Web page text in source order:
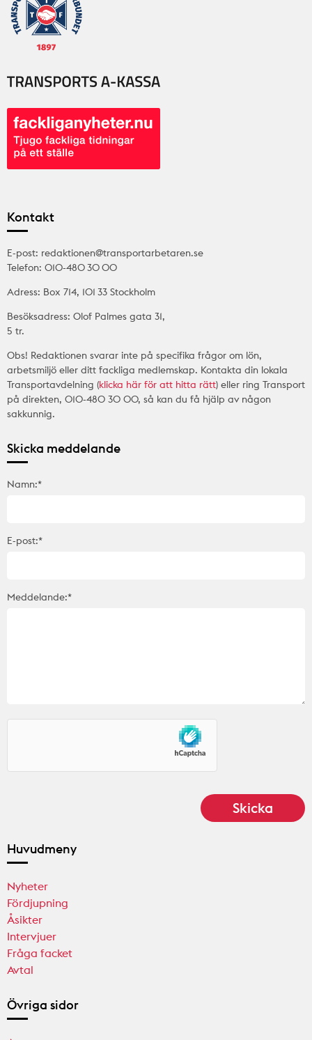
Kontakt
E-post: redaktionen@transportarbetaren.se
Telefon: 010-480 30 00
Adress: Box 714, 101 33 Stockholm
Besöksadress: Olof Palmes gata 31,
5 tr.
Obs! Redaktionen svarar inte på specifika frågor om lön,
arbetsmiljö eller ditt fackliga medlemskap. Kontakta din lokala
Transportavdelning (klicka här för att hitta rätt) eller ring Transport
på direkten, 010-480 30 00, så kan du få hjälp av någon
sakkunnig.
Skicka meddelande
Namn:*
E-post:*
Meddelande:*
Huvudmeny
Nyheter
Fördjupning
Åsikter
Intervjuer
Fråga facket
Avtal
Övriga sidor